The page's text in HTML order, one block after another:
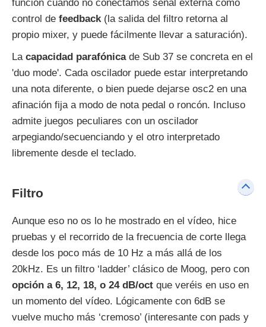
función cuando no conectamos señal externa como
control de feedback (la salida del filtro retorna al
propio mixer, y puede fácilmente llevar a saturación).
La capacidad parafónica de Sub 37 se concreta en el
'duo mode'. Cada oscilador puede estar interpretando
una nota diferente, o bien puede dejarse osc2 en una
afinación fija a modo de nota pedal o roncón. Incluso
admite juegos peculiares con un oscilador
arpegiando/secuenciando y el otro interpretado
libremente desde el teclado.
Filtro
Aunque eso no os lo he mostrado en el vídeo, hice
pruebas y el recorrido de la frecuencia de corte llega
desde los poco más de 10 Hz a más allá de los
20kHz. Es un filtro ‘ladder’ clásico de Moog, pero con
opción a 6, 12, 18, o 24 dB/oct que veréis en uso en
un momento del vídeo. Lógicamente con 6dB se
vuelve mucho más ‘cremoso’ (interesante con pads y